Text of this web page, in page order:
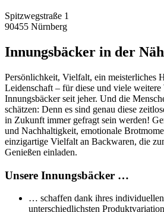
Spitzwegstraße 1
90455 Nürnberg
Innungsbäcker in der
Persönlichkeit, Vielfalt, ein meisterliches
Leidenschaft – für diese und viele weitere
Innungsbäcker seit jeher. Und die
schätzen: Denn es sind genau diese
in Zukunft immer gefragt sein werden!
und Nachhaltigkeit, emotionale
einzigartige Vielfalt an Backwaren, die
Genießen einladen.
Unsere Innungsbäcker …
… schaffen dank ihres
unterschiedlichsten